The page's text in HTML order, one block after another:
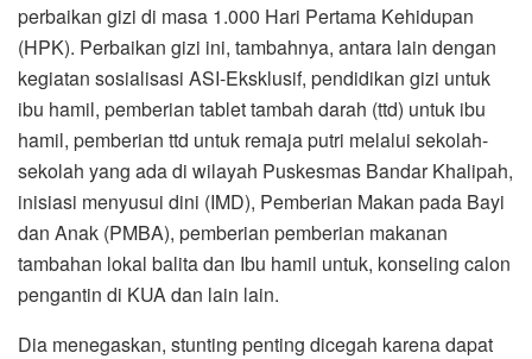
perbaikan gizi di masa 1.000 Hari Pertama Kehidupan
(HPK). Perbaikan gizi ini, tambahnya, antara lain dengan
kegiatan sosialisasi ASI-Eksklusif, pendidikan gizi untuk
ibu hamil, pemberian tablet tambah darah (ttd) untuk ibu
hamil, pemberian ttd untuk remaja putri melalui sekolah-
sekolah yang ada di wilayah Puskesmas Bandar Khalipah,
inisiasi menyusui dini (IMD), Pemberian Makan pada Bayi
dan Anak (PMBA), pemberian pemberian makanan
tambahan lokal balita dan Ibu hamil untuk, konseling calon
pengantin di KUA dan lain lain.
Dia menegaskan, stunting penting dicegah karena dapat